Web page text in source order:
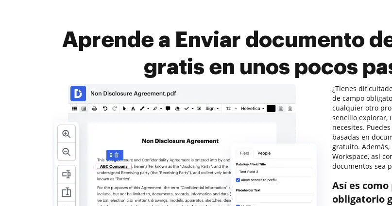
Aprende a Enviar documento
gratis en unos pocos
¿Tienes
de campo
cualquier otro
sencillo explorar,
necesites.
basadas en
gratuito.
Workspace, así
documentos sea
Así es
obligatorio